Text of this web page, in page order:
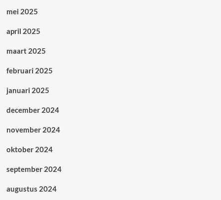
mei 2025
april 2025
maart 2025
februari 2025
januari 2025
december 2024
november 2024
oktober 2024
september 2024
augustus 2024